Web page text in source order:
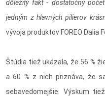
dôležitý fakt - dostatočný
jedným z hlavných pilierov
vývoja produktov FOREO Dalia
Štúdia tiež ukázala, že 56 %
a 60 % z nich priznáva, že
sebavedomejšie. Výskum